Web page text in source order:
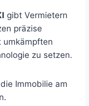
gibt Vermietern
präzise
umkämpften
zu setzen.
Immobilie am